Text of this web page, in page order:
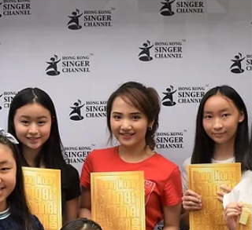
《Channel新聞》「我敢唱」決賽週六響徹荷里活
🎤一眾音樂人親臨坐鎮⭐️⭐️ Hong Kong Singer
Channel第十屆「我敢唱發SING大比拼」總決賽，
會在這個星期六 (9月14日) 下午三時，在鑽石荷活
廣場一樓中庭明星廣場的大舞台舉行。十年來，這